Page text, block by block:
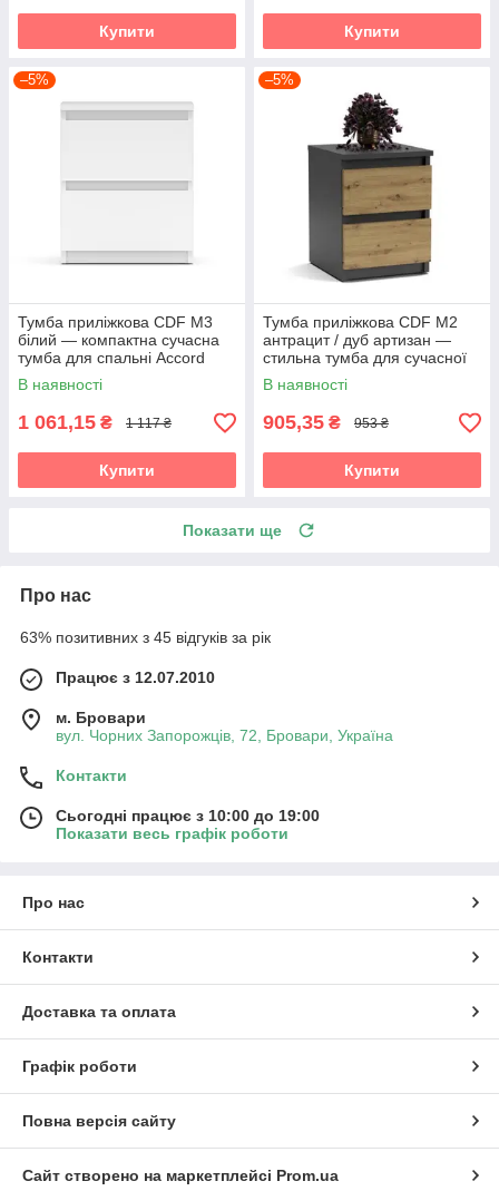
Купити Купити
–5%
Тумба приліжкова CDF M3
білий — компактна сучасна
тумба для спальні Accord
В наявності
1 061,15 ₴ 1 117 ₴
Купити
–5%
Тумба приліжкова CDF M2
антрацит / дуб артизан —
стильна тумба для сучасної
спальні Accord
В наявності
905,35 ₴ 953 ₴
Купити
Показати ще
Про нас
63% позитивних з 45 відгуків за рік
Працює з 12.07.2010
м. Бровари
вул. Чорних Запорожців, 72, Бровари, Україна
Контакти
Сьогодні працює з 10:00 до 19:00
Показати весь графік роботи
Про нас
Контакти
Доставка та оплата
Графік роботи
Повна версія сайту
Сайт створено на маркетплейсі Prom.ua